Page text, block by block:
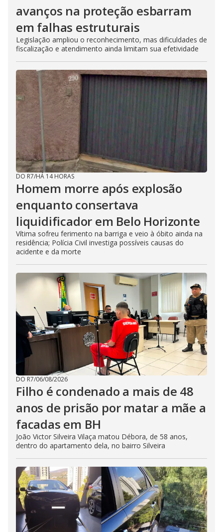
avanços na proteção esbarram
em falhas estruturais
Legislação ampliou o reconhecimento, mas dificuldades de
fiscalização e atendimento ainda limitam sua efetividade
DO R7/HÁ 14 HORAS
Homem morre após explosão
enquanto consertava
liquidificador em Belo Horizonte
Vítima sofreu ferimento na barriga e veio à óbito ainda na
residência; Polícia Civil investiga possíveis causas do
acidente e da morte
DO R7/06/08/2026
Filho é condenado a mais de 48
anos de prisão por matar a mãe a
facadas em BH
João Victor Silveira Vilaça matou Débora, de 58 anos,
dentro do apartamento dela, no bairro Silveira